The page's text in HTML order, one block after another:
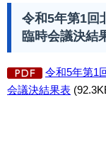
令和5年第1回
臨時会議決結
令和5年第1
会議決結果表